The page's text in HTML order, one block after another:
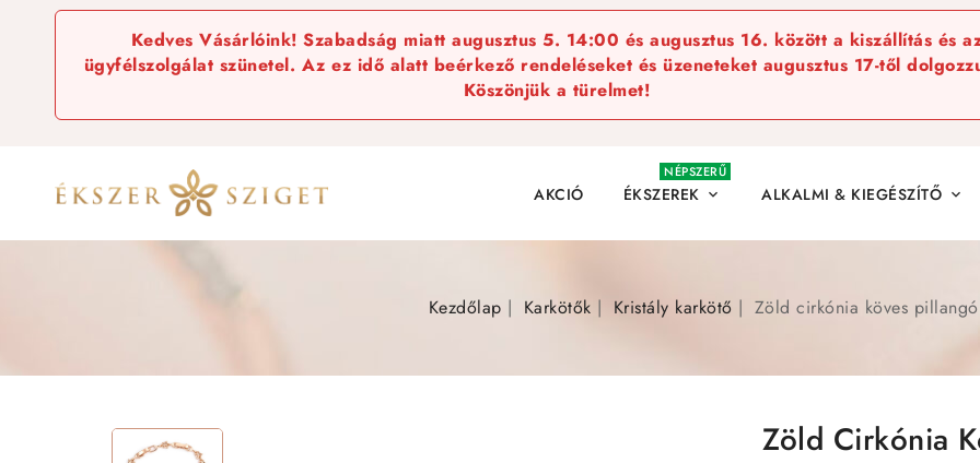
Kedves Vásárlóink! Szabadság miatt augusztus 5. 14:00 és augusztus 16. között a kiszállítás és
ügyfélszolgálat szünetel. Az ez idő alatt beérkező rendeléseket és üzeneteket augusztus 17-től
Köszönjük a türelmet!
AKCIÓ ÉKSZEREK 
NÉPSZERŰ
ALKALMI & KIEGÉSZÍTŐ 
Kezdőlap Karkötők Kristály karkötő Zöld cirkónia köves
Zöld Cirkónia